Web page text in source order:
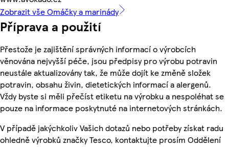
Zobrazit vše Omáčky a marinády
Příprava a použití
Přestože je zajištění správných informací o výrobcích
věnována nejvyšší péče, jsou předpisy pro výrobu potravin
neustále aktualizovány tak, že může dojít ke změně složek
potravin, obsahu živin, dietetických informací a alergenů.
Vždy byste si měli přečíst etiketu na výrobku a nespoléhat se
pouze na informace poskytnuté na internetových stránkách.
V případě jakýchkoliv Vašich dotazů nebo potřeby získat radu
ohledně výrobků značky Tesco, kontaktujte prosím Oddělení